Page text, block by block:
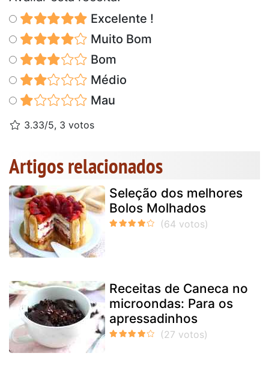
Excelente !
Muito Bom
Bom
Médio
Mau
3.33/5, 3 votos
Artigos relacionados
Seleção dos melhores
Bolos Molhados
Receitas de Caneca no
microondas: Para os
apressadinhos